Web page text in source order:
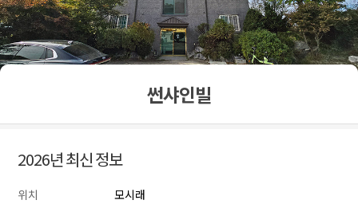
썬샤인빌
2026년 최신 정보
위치
모시래